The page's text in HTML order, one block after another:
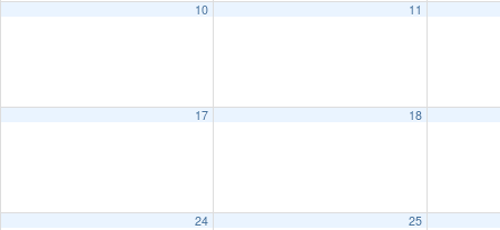
10 11
17 18
24 25